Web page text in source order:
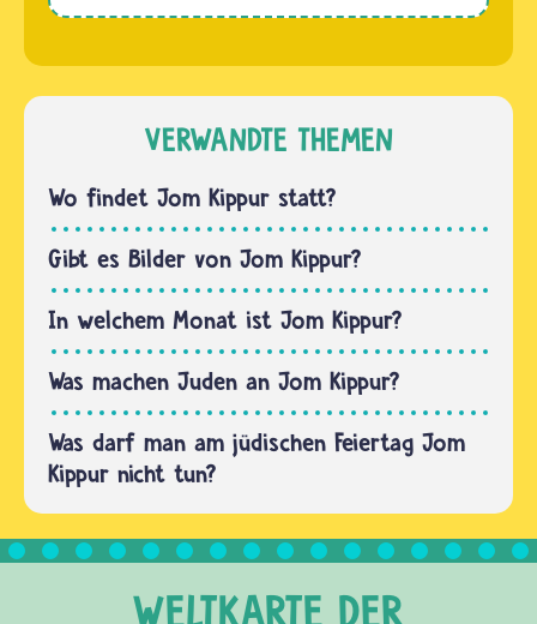
Diese
Tage…
möglichst
essen
trinken.…
wird das
Fastenbrechen
an Jom
Kippur im
Familienkreis
begangen.
Das Essen
ist sehr
verschieden
und…
VERWANDTE THEMEN
Wo findet Jom Kippur statt?
Gibt es Bilder von Jom Kippur?
In welchem Monat ist Jom Kippur?
Was machen Juden an Jom Kippur?
Was darf man am jüdischen Feiertag Jom
Kippur nicht tun?